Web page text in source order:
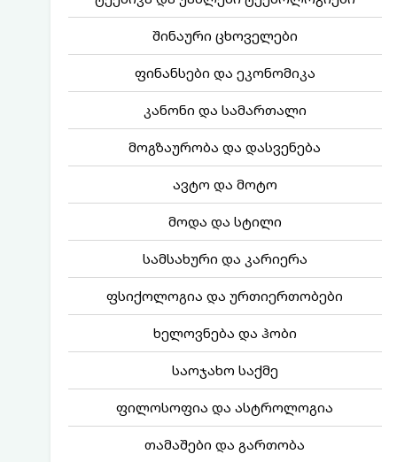
შინაური ცხოველები
ფინანსები და ეკონომიკა
კანონი და სამართალი
მოგზაურობა და დასვენება
ავტო და მოტო
მოდა და სტილი
სამსახური და კარიერა
ფსიქოლოგია და ურთიერთობები
ხელოვნება და ჰობი
საოჯახო საქმე
ფილოსოფია და ასტროლოგია
თამაშები და გართობა